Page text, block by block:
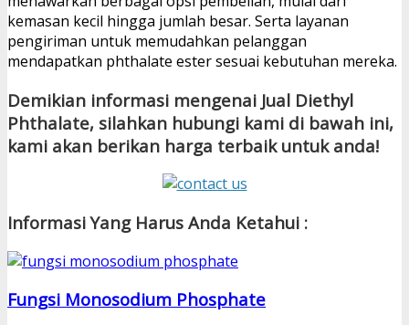
kemasan kecil hingga jumlah besar. Serta layanan
pengiriman untuk memudahkan pelanggan
mendapatkan phthalate ester sesuai kebutuhan mereka.
Demikian informasi mengenai Jual Diethyl
Phthalate, silahkan hubungi kami di bawah ini,
kami akan berikan harga terbaik untuk anda!
Informasi Yang Harus Anda Ketahui :
Fungsi Monosodium Phosphate